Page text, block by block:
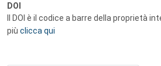
DOI
Il DOI è il codice a barre della proprietà
più clicca qui